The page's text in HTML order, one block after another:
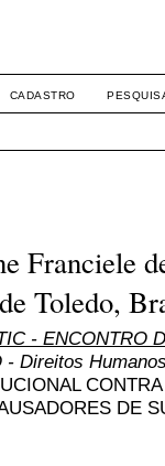
CADASTRO
Franciele
Toledo,
- ENCONTRO
Direitos
DE